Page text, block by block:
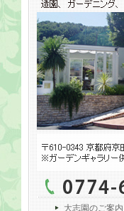
大志園のご案内